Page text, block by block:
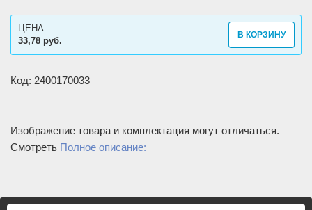
33,78 руб.
ЦЕНА
В КОРЗИНУ
Код: 2400170033
Изображение товара и комплектация могут отличаться.
Смотреть Полное описание: